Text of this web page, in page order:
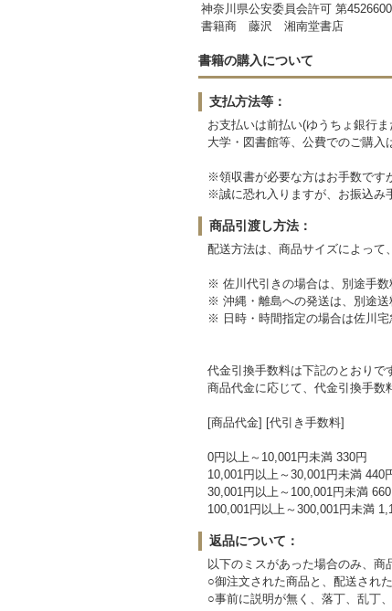
神奈川県公安委員会許可 第
書籍商 藤沢 湘南堂書店
書籍の購入について
支払方法等：
お支払いは前払い(ゆうちょ銀行
大学・図書館等、公費でのご購入
※領収書が必要な方はお手数です
※誠に恐れ入りますが、お振込み
商品引渡し方法：
配送方法は、商品サイズによって
※ 佐川代引きの場合は、別途手数
※ 沖縄・離島への発送は、別途送
※ 日時・時間指定の場合は佐川宅
代金引換手数料は下記のとおりで
商品代金に応じて、代金引換手数
[商品代金] [代引き手数料]
0円以上～10,001円未満 330円
10,001円以上～30,001円未満 440
30,001円以上～100,001円未満
100,001円以上～300,001円未満
返品について：
以下のミスがあった場合のみ、商
○御注文された商品と、配送され
○事前に説明が無く、落丁、乱丁